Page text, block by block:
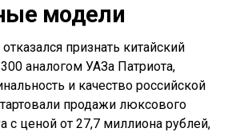
модели
признать китайский
аналогом УАЗа Патриота,
и качество российской
продажи люксового
с ценой от 27,7 миллиона рублей,